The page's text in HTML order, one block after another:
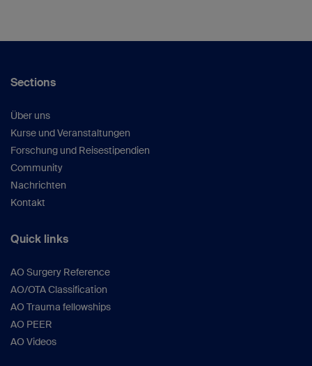
Sections
Über uns
Kurse und Veranstaltungen
Forschung und Reisestipendien
Community
Nachrichten
Kontakt
Quick links
AO Surgery Reference
AO/OTA Classification
AO Trauma fellowships
AO PEER
AO Videos